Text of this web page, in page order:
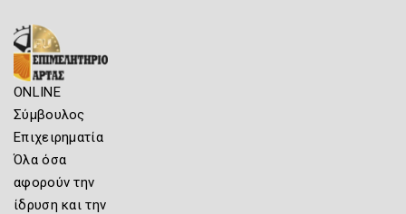
ONLINE
Σύμβουλος
Επιχειρηματία
Όλα όσα
αφορούν την
ίδρυση και την